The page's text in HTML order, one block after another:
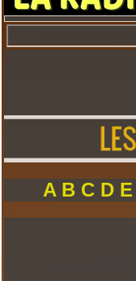
A B C D E